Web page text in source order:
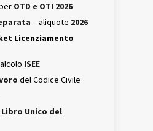
OTD e OTI 2026
– aliquote 2026
Licenziamento
ISEE
del Codice Civile
Libro Unico del